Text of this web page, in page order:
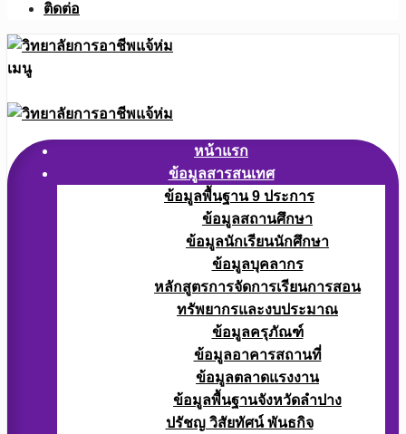
ติดต่อ
เมนู
หน้าแรก
ข้อมูลสารสนเทศ
ข้อมูลพื้นฐาน 9 ประการ
ข้อมูลสถานศึกษา
ข้อมูลนักเรียนนักศึกษา
ข้อมูลบุคลากร
หลักสูตรการจัดการเรียนการสอน
ทรัพยากรและงบประมาณ
ข้อมูลครุภัณฑ์
ข้อมูลอาคารสถานที่
ข้อมูลตลาดแรงงาน
ข้อมูลพื้นฐานจังหวัดลำปาง
ปรัชญ วิสัยทัศน์ พันธกิจ